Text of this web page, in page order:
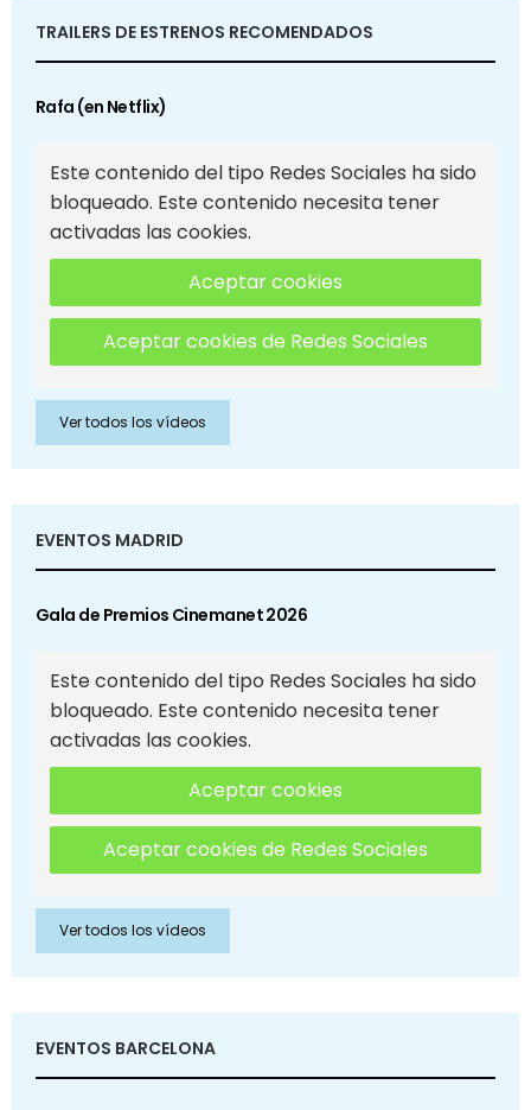
TRAILERS DE ESTRENOS RECOMENDADOS
Rafa (en Netflix)
Este contenido del tipo Redes Sociales ha sido
bloqueado. Este contenido necesita tener
activadas las cookies.
Aceptar cookies
Aceptar cookies de Redes Sociales
Ver todos los vídeos
EVENTOS MADRID
Gala de Premios Cinemanet 2026
Este contenido del tipo Redes Sociales ha sido
bloqueado. Este contenido necesita tener
activadas las cookies.
Aceptar cookies
Aceptar cookies de Redes Sociales
Ver todos los vídeos
EVENTOS BARCELONA